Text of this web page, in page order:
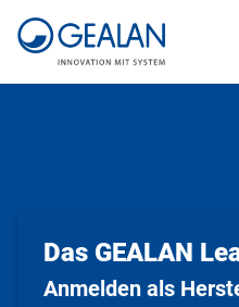
Das GEALAN
Anmelden als